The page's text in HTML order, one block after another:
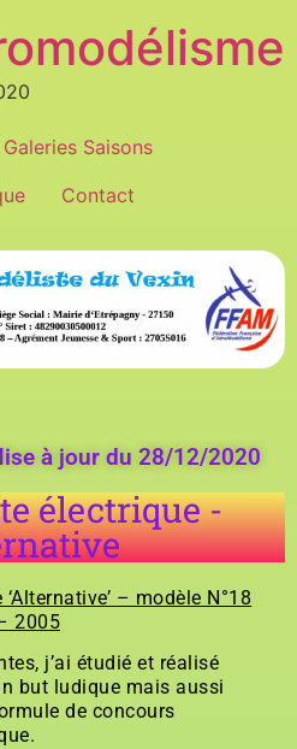
Galeries Saisons
Contact
à jour du 28/12/2020
électrique -
– modèle N°18
2005
j’ai étudié et réalisé
but ludique mais aussi
de concours